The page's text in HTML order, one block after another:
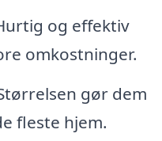
og effektiv
omkostninger.
gør dem
fleste hjem.